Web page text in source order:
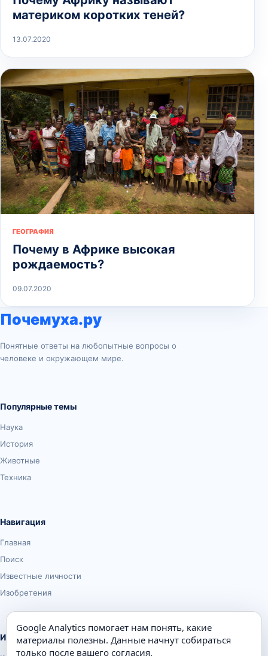
материком коротких теней?
13.07.2020
ГЕОГРАФИЯ
Почему в Африке высокая
рождаемость?
09.07.2020
Почемуха.ру
Понятные ответы на любопытные вопросы о
человеке и окружающем мире.
Популярные темы
Наука
История
Животные
Техника
Навигация
Главная
Поиск
Известные личности
Изобретения
Информация
Google Analytics помогает нам понять, какие
материалы полезны. Данные начнут собираться
только после вашего согласия.